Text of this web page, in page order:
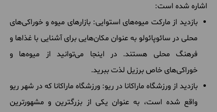
اشاره شده است:
بازدید از مارکت میوه‌های استوایی: بازارهای میوه و خوراکی‌های
محلی در سائوپائولو به عنوان مکان‌هایی برای آشنایی با غذاها و
فرهنگ محلی هستند. در اینجا می‌توانید از میوه‌ها و
خوراکی‌های خاص برزیل لذت ببرید.
بازدید از ورزشگاه ماراکانا در ریو: ورزشگاه ماراکانا که در شهر ریو
واقع شده است، به عنوان یکی از بزرگترین و مشهورترین